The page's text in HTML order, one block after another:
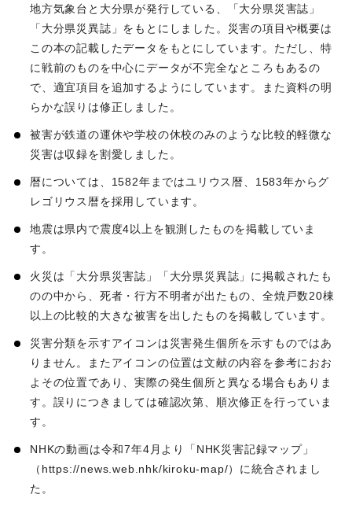
地方気象台と大分県が発行している、「大分県災害誌」
「大分県災異誌」をもとにしました。災害の項目や概要は
この本の記載したデータをもとにしています。ただし、特
に戦前のものを中心にデータが不完全なところもあるの
で、適宜項目を追加するようにしています。また資料の明
らかな誤りは修正しました。
被害が鉄道の運休や学校の休校のみのような比較的軽微な
災害は収録を割愛しました。
暦については、1582年まではユリウス暦、1583年からグ
レゴリウス暦を採用しています。
地震は県内で震度4以上を観測したものを掲載していま
す。
火災は「大分県災害誌」「大分県災異誌」に掲載されたも
のの中から、死者・行方不明者が出たもの、全焼戸数20棟
以上の比較的大きな被害を出したものを掲載しています。
災害分類を示すアイコンは災害発生個所を示すものではあ
りません。またアイコンの位置は文献の内容を参考におお
よその位置であり、実際の発生個所と異なる場合もありま
す。誤りにつきましては確認次第、順次修正を行っていま
す。
NHKの動画は令和7年4月より「NHK災害記録マップ」
（https://news.web.nhk/kiroku-map/）に統合されまし
た。